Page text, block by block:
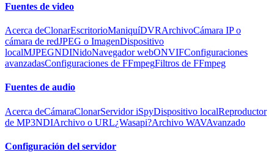
Fuentes de video
Acerca deClonarEscritorioManiquíDVRArchivoCámara IP o
cámara de redJPEG o ImagenDispositivo
localMJPEGNDINidoNavegador webONVIFConfiguraciones
avanzadasConfiguraciones de FFmpegFiltros de FFmpeg
Fuentes de audio
Acerca deCámaraClonarServidor iSpyDispositivo localReproductor
de MP3NDIArchivo o URL¿Wasapi?Archivo WAVAvanzado
Configuración del servidor